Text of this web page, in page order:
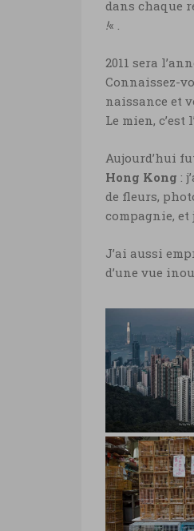
dans chaque
!« .
2011 sera
Connaissez-
naissance et
Le mien, c’est
Aujourd’hui
Hong Kong :
de fleurs,
compagnie,
J’ai aussi
d’une vue
Baie de
depuis
Marie-
Baie de
The Peak ©